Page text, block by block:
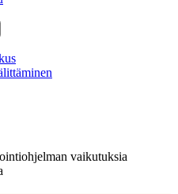
vaikutuksia